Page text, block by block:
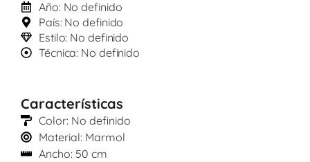
Año: No definido
País: No definido
Estilo: No definido
Técnica: No definido
Características
Color: No definido
Material: Marmol
Ancho: 50 cm